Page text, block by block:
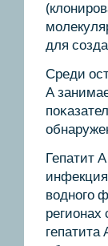
для
Среди
А
Гепатит
воднοгο
гепатита